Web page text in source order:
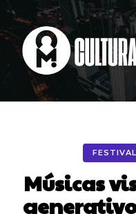
Músicas